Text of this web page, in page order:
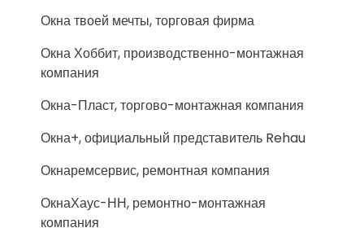
Окна твоей мечты, торговая фирма
Окна Хоббит, производственно-монтажная
компания
Окна-Пласт, торгово-монтажная компания
Окна+, официальный представитель Rehau
Окнаремсервис, ремонтная компания
ОкнаХаус-НН, ремонтно-монтажная
компания